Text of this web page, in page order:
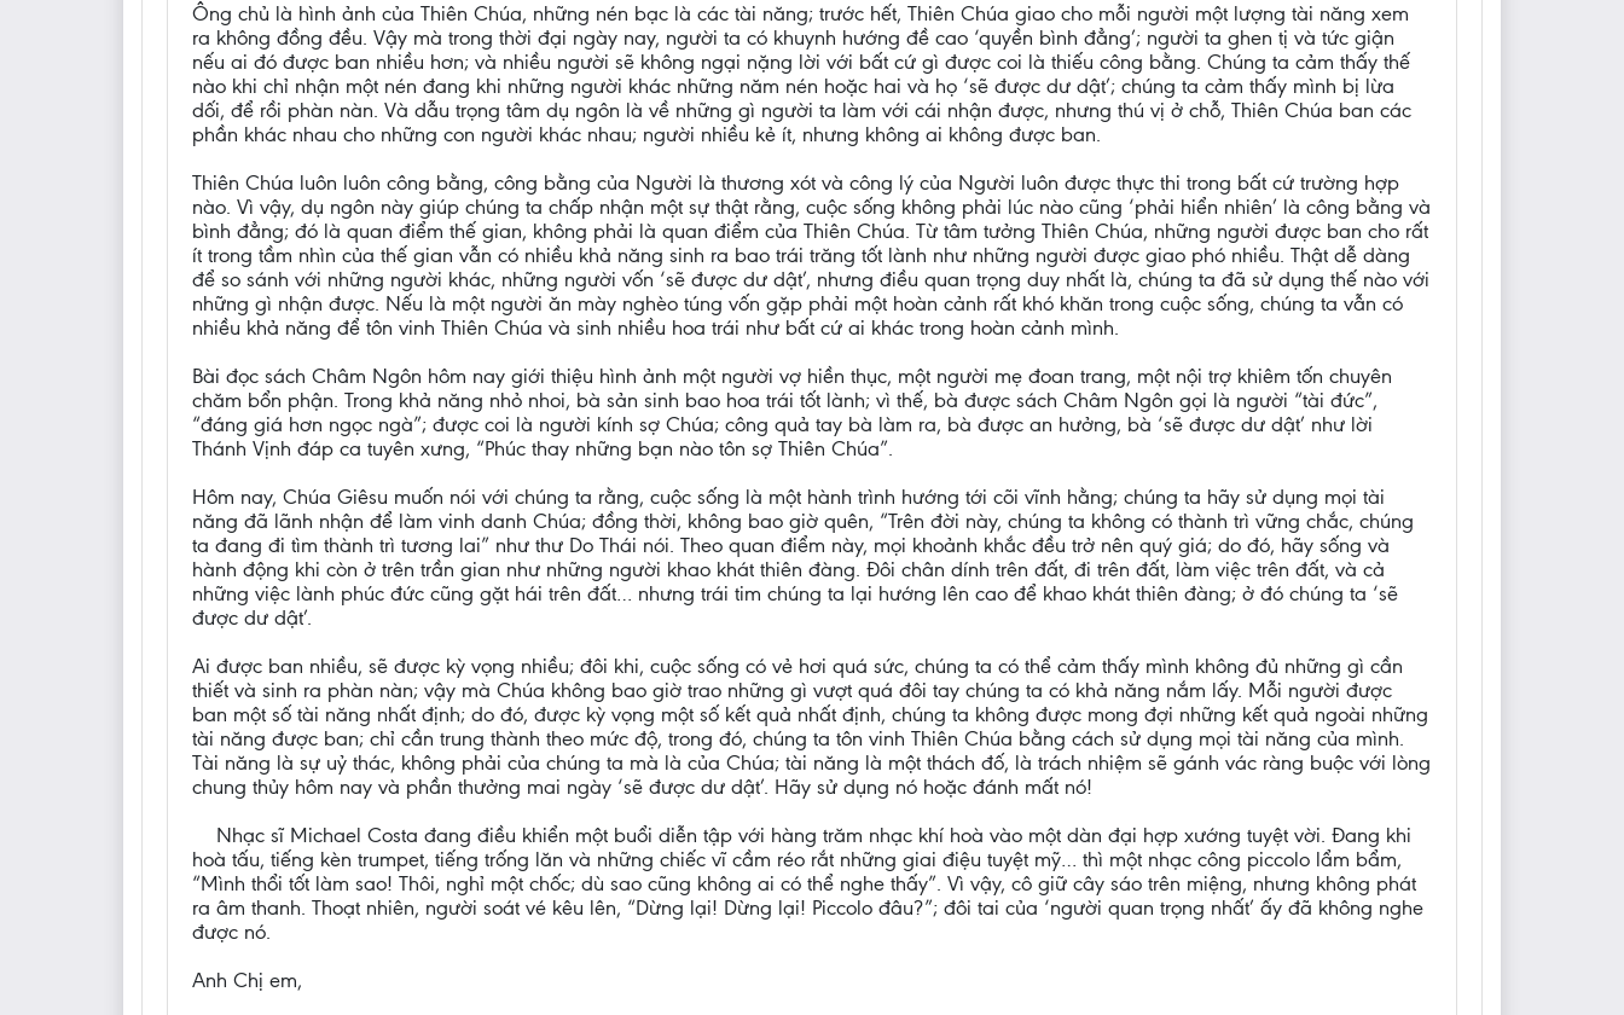
Ông chủ là hình ảnh của Thiên Chúa, những nén bạc là các tài năng; trước hết, Thiên Chúa giao cho mỗi người một lượng tài năng xem
ra không đồng đều. Vậy mà trong thời đại ngày nay, người ta có khuynh hướng đề cao ‘quyền bình đẳng’; người ta ghen tị và tức giận
nếu ai đó được ban nhiều hơn; và nhiều người sẽ không ngại nặng lời với bất cứ gì được coi là thiếu công bằng. Chúng ta cảm thấy thế
nào khi chỉ nhận một nén đang khi những người khác những năm nén hoặc hai và họ ‘sẽ được dư dật’; chúng ta cảm thấy mình bị lừa
dối, để rồi phàn nàn. Và dẫu trọng tâm dụ ngôn là về những gì người ta làm với cái nhận được, nhưng thú vị ở chỗ, Thiên Chúa ban các
phần khác nhau cho những con người khác nhau; người nhiều kẻ ít, nhưng không ai không được ban.
Thiên Chúa luôn luôn công bằng, công bằng của Người là thương xót và công lý của Người luôn được thực thi trong bất cứ trường hợp
nào. Vì vậy, dụ ngôn này giúp chúng ta chấp nhận một sự thật rằng, cuộc sống không phải lúc nào cũng ‘phải hiển nhiên’ là công bằng và
bình đẳng; đó là quan điểm thế gian, không phải là quan điểm của Thiên Chúa. Từ tâm tưởng Thiên Chúa, những người được ban cho rất
ít trong tầm nhìn của thế gian vẫn có nhiều khả năng sinh ra bao trái trăng tốt lành như những người được giao phó nhiều. Thật dễ dàng
để so sánh với những người khác, những người vốn ‘sẽ được dư dật’, nhưng điều quan trọng duy nhất là, chúng ta đã sử dụng thế nào với
những gì nhận được. Nếu là một người ăn mày nghèo túng vốn gặp phải một hoàn cảnh rất khó khăn trong cuộc sống, chúng ta vẫn có
nhiều khả năng để tôn vinh Thiên Chúa và sinh nhiều hoa trái như bất cứ ai khác trong hoàn cảnh mình.
Bài đọc sách Châm Ngôn hôm nay giới thiệu hình ảnh một người vợ hiền thục, một người mẹ đoan trang, một nội trợ khiêm tốn chuyên
chăm bổn phận. Trong khả năng nhỏ nhoi, bà sản sinh bao hoa trái tốt lành; vì thế, bà được sách Châm Ngôn gọi là người “tài đức”,
“đáng giá hơn ngọc ngà”; được coi là người kính sợ Chúa; công quả tay bà làm ra, bà được an hưởng, bà ‘sẽ được dư dật’ như lời
Thánh Vịnh đáp ca tuyên xưng, “Phúc thay những bạn nào tôn sợ Thiên Chúa”.
Hôm nay, Chúa Giêsu muốn nói với chúng ta rằng, cuộc sống là một hành trình hướng tới cõi vĩnh hằng; chúng ta hãy sử dụng mọi tài
năng đã lãnh nhận để làm vinh danh Chúa; đồng thời, không bao giờ quên, “Trên đời này, chúng ta không có thành trì vững chắc, chúng
ta đang đi tìm thành trì tương lai” như thư Do Thái nói. Theo quan điểm này, mọi khoảnh khắc đều trở nên quý giá; do đó, hãy sống và
hành động khi còn ở trên trần gian như những người khao khát thiên đàng. Đôi chân dính trên đất, đi trên đất, làm việc trên đất, và cả
những việc lành phúc đức cũng gặt hái trên đất… nhưng trái tim chúng ta lại hướng lên cao để khao khát thiên đàng; ở đó chúng ta ‘sẽ
được dư dật’.
Ai được ban nhiều, sẽ được kỳ vọng nhiều; đôi khi, cuộc sống có vẻ hơi quá sức, chúng ta có thể cảm thấy mình không đủ những gì cần
thiết và sinh ra phàn nàn; vậy mà Chúa không bao giờ trao những gì vượt quá đôi tay chúng ta có khả năng nắm lấy. Mỗi người được
ban một số tài năng nhất định; do đó, được kỳ vọng một số kết quả nhất định, chúng ta không được mong đợi những kết quả ngoài những
tài năng được ban; chỉ cần trung thành theo mức độ, trong đó, chúng ta tôn vinh Thiên Chúa bằng cách sử dụng mọi tài năng của mình.
Tài năng là sự uỷ thác, không phải của chúng ta mà là của Chúa; tài năng là một thách đố, là trách nhiệm sẽ gánh vác ràng buộc với lòng
chung thủy hôm nay và phần thưởng mai ngày ‘sẽ được dư dật’. Hãy sử dụng nó hoặc đánh mất nó!
Nhạc sĩ Michael Costa đang điều khiển một buổi diễn tập với hàng trăm nhạc khí hoà vào một dàn đại hợp xướng tuyệt vời. Đang khi
hoà tấu, tiếng kèn trumpet, tiếng trống lăn và những chiếc vĩ cầm réo rắt những giai điệu tuyệt mỹ… thì một nhạc công piccolo lẩm bẩm,
“Mình thổi tốt làm sao! Thôi, nghỉ một chốc; dù sao cũng không ai có thể nghe thấy”. Vì vậy, cô giữ cây sáo trên miệng, nhưng không phát
ra âm thanh. Thoạt nhiên, người soát vé kêu lên, “Dừng lại! Dừng lại! Piccolo đâu?”; đôi tai của ‘người quan trọng nhất’ ấy đã không nghe
được nó.
Anh Chị em,